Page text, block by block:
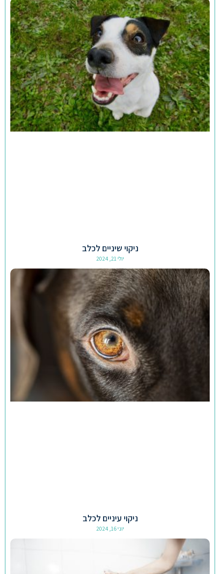
ניקוי שיניים לכלב
יולי 21, 2024
ניקוי עיניים לכלב
יוני 16, 2024